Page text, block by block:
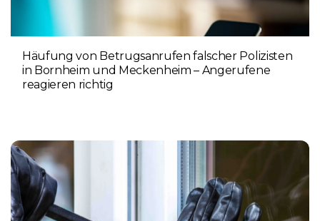
Häufung von Betrugsanrufen falscher Polizisten
in Bornheim und Meckenheim – Angerufene
reagieren richtig